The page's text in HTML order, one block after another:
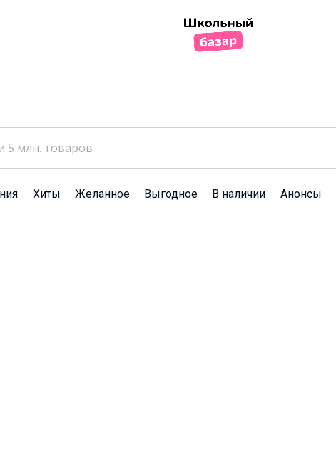
Хиты Желанное Выгодное В наличии Анонсы